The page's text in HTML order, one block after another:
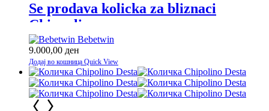
Se prodava kolicka za bliznaci
Chippolino
Bebetwin
9.000,00 ден
Додај во кошница Quick View